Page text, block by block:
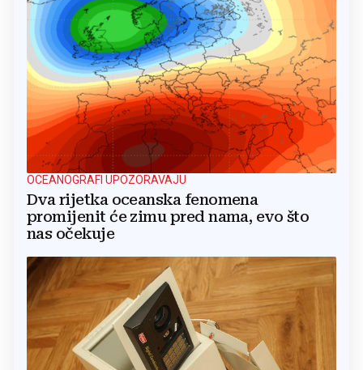
OCEANOGRAFI UPOZORAVAJU
Dva rijetka oceanska fenomena
promijenit će zimu pred nama, evo što
nas očekuje